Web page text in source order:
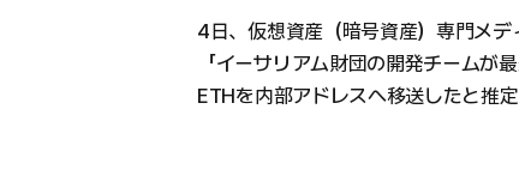
4日、仮想資産（暗号資産）専門メ
「イーサリアム財団の開発チームが
ETHを内部アドレスへ移送したと推